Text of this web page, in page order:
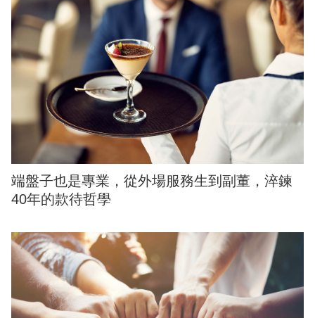
端盤子也是專業，從外場服務生到副董，淬鍊
40年的款待哲學